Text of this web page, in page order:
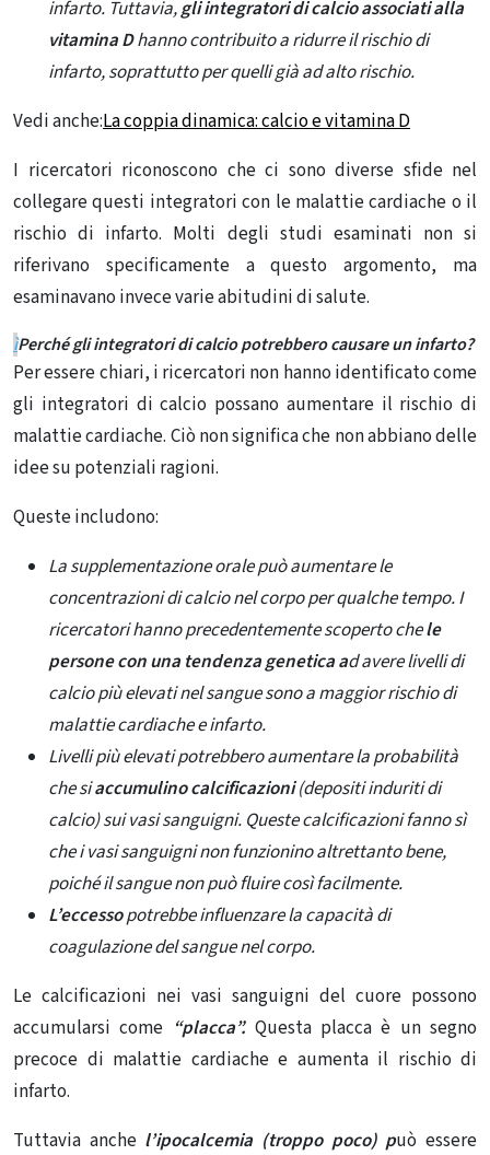
infarto. Tuttavia,gli integratori di calcio associati alla
vitamina Dhanno contribuito a ridurre il rischio di
infarto, soprattutto per quelli già ad alto rischio.
Vedi anche:La coppia dinamica: calcio e vitamina D
I ricercatori riconoscono che ci sono diverse sfide nel
collegare questi integratori con le malattie cardiache o il
rischio di infarto. Molti degli studi esaminati non si
riferivano specificamente a questo argomento, ma
esaminavano invece varie abitudini di salute.
ìPerché gli integratori di calcio potrebbero causare un infarto?
Per essere chiari, i ricercatori non hanno identificato come
gli integratori di calcio possano aumentare il rischio di
malattie cardiache. Ciò non significa che non abbiano delle
idee su potenziali ragioni.
Queste includono:
La supplementazione orale può aumentare le
concentrazioni di calcio nel corpo per qualche tempo. I
ricercatori hanno precedentemente scoperto chele
persone con una tendenza genetica ad avere livelli di
calcio più elevati nel sangue sono a maggior rischio di
malattie cardiache e infarto.
Livelli più elevati potrebbero aumentare la probabilità
che siaccumulino calcificazioni(depositi induriti di
calcio) sui vasi sanguigni. Queste calcificazioni fanno sì
che i vasi sanguigni non funzionino altrettanto bene,
poiché il sangue non può fluire così facilmente.
L’eccessopotrebbe influenzare la capacità di
coagulazione del sangue nel corpo.
Le calcificazioni nei vasi sanguigni del cuore possono
accumularsi come “placca”.Questa placca è un segno
precoce di malattie cardiache e aumenta il rischio di
infarto.
Tuttavia anche l’ipocalcemia (troppo poco) può essere